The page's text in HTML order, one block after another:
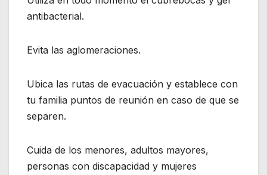
antibacterial.
Evita las aglomeraciones.
Ubica las rutas de evacuación y establece con
tu familia puntos de reunión en caso de que se
separen.
Cuida de los menores, adultos mayores,
personas con discapacidad y mujeres